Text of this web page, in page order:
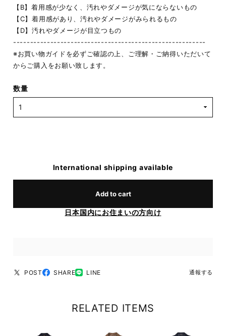
【B】着用感が少なく、汚れやダメージが気にならないもの
【C】着用感があり、汚れやダメージがみられるもの
【D】汚れやダメージが目立つもの
---------------------------------------------------------
※お買い物ガイドを必ずご確認の上、ご理解・ご納得いただいて
からご購入をお願い致します。
数量
International shipping available
Add to cart
日本国内にお住まいの方向け
POST SHARE LINE 通報する
RELATED ITEMS